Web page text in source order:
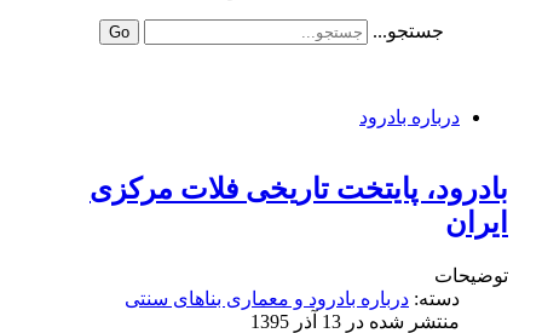
جستجو... Go
درباره بادرود
بادرود، پایتخت تاریخی فلات مرکزی
ایران
توضیحات
دسته: درباره بادرود و معماری بناهای سنتی
منتشر شده در 13 آذر 1395